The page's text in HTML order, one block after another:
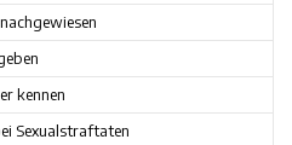
kennen
Sexualstraftaten